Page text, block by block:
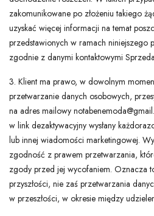
zakomunikowane po złożeniu takiego
uzyskać więcej informacji na temat
przedstawionych w ramach niniejszego
zgodnie z danymi kontaktowymi
3. Klient ma prawo, w dowolnym
przetwarzanie danych osobowych,
na adres mailowy
w link dezaktywacyjny wysłany
lub innej wiadomości marketingowej.
zgodność z prawem przetwarzania,
zgody przed jej wycofaniem. Oznacza
przyszłości, nie zaś przetwarzania
w przeszłości, w okresie między